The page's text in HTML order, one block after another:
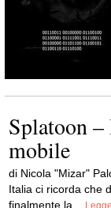
Splatoon
mobile
di Nicola "Mizar"
Italia ci ricorda che
finalmente la...